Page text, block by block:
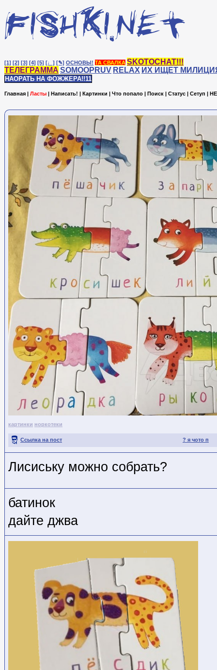
[1] [2] [3] [4] [5] [♩] [✎] ОСНОВЫ! ТА СВАЛКА SKOTOCHAT!!!
ТЕЛЕГРАММА SOMOOPRUV RELAX ИХ ИЩЕТ
НАОРАТЬ НА ФОЖЖЕРА!!11
Главная | Ласты | Написать! | Картинки | Что попало | Поиск | Статус | Сетуп |
картинки норкотеки
? я чото п
Ссылка на пост
Лисиську можно собрать?
батинок
дайте джва